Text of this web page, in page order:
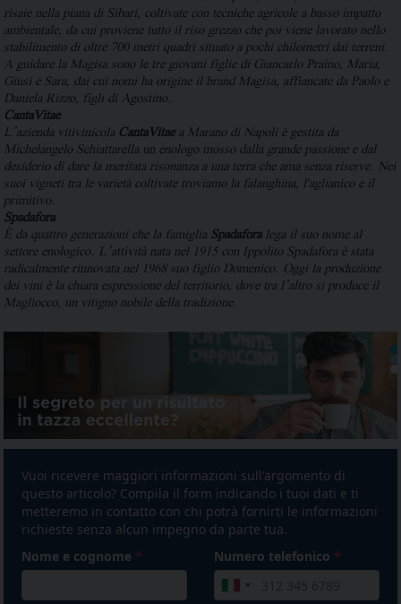
risaie nella piana di Sibari, coltivate con tecniche agricole a basso impatto
ambientale, da cui proviene tutto il riso grezzo che poi viene lavorato nello
stabilimento di oltre 700 metri quadri situato a pochi chilometri dai terreni.
A guidare la Magisa sono le tre giovani figlie di Giancarlo Praino, Maria,
Giusi e Sara, dai cui nomi ha origine il brand Magisa, affiancate da Paolo e
Daniela Rizzo, figli di Agostino.
CantaVitae
L’azienda vitivinicolaCantaVitaea Marano di Napoli è gestita da
Michelangelo Schiattarella un enologo mosso dalla grande passione e dal
desiderio di dare la meritata risonanza a una terra che ama senza riserve. Nei
suoi vigneti tra le varietà coltivate troviamo la falanghina, l'aglianico e il
primitivo.
Spadafora
È da quattro generazioni che la famigliaSpadaforalega il suo nome al
settore enologico. L’attività nata nel 1915 con Ippolito Spadafora è stata
radicalmente rinnovata nel 1968 suo figlio Domenico. Oggi la produzione
dei vini è la chiara espressione del territorio, dove tra l’altro si produce il
Magliocco, un vitigno nobile della tradizione.